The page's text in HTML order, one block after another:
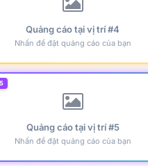
Quảng cáo tại vị trí #4
Nhấn để đặt quảng cáo của bạn
Quảng cáo tại vị trí #5
Nhấn để đặt quảng cáo của bạn